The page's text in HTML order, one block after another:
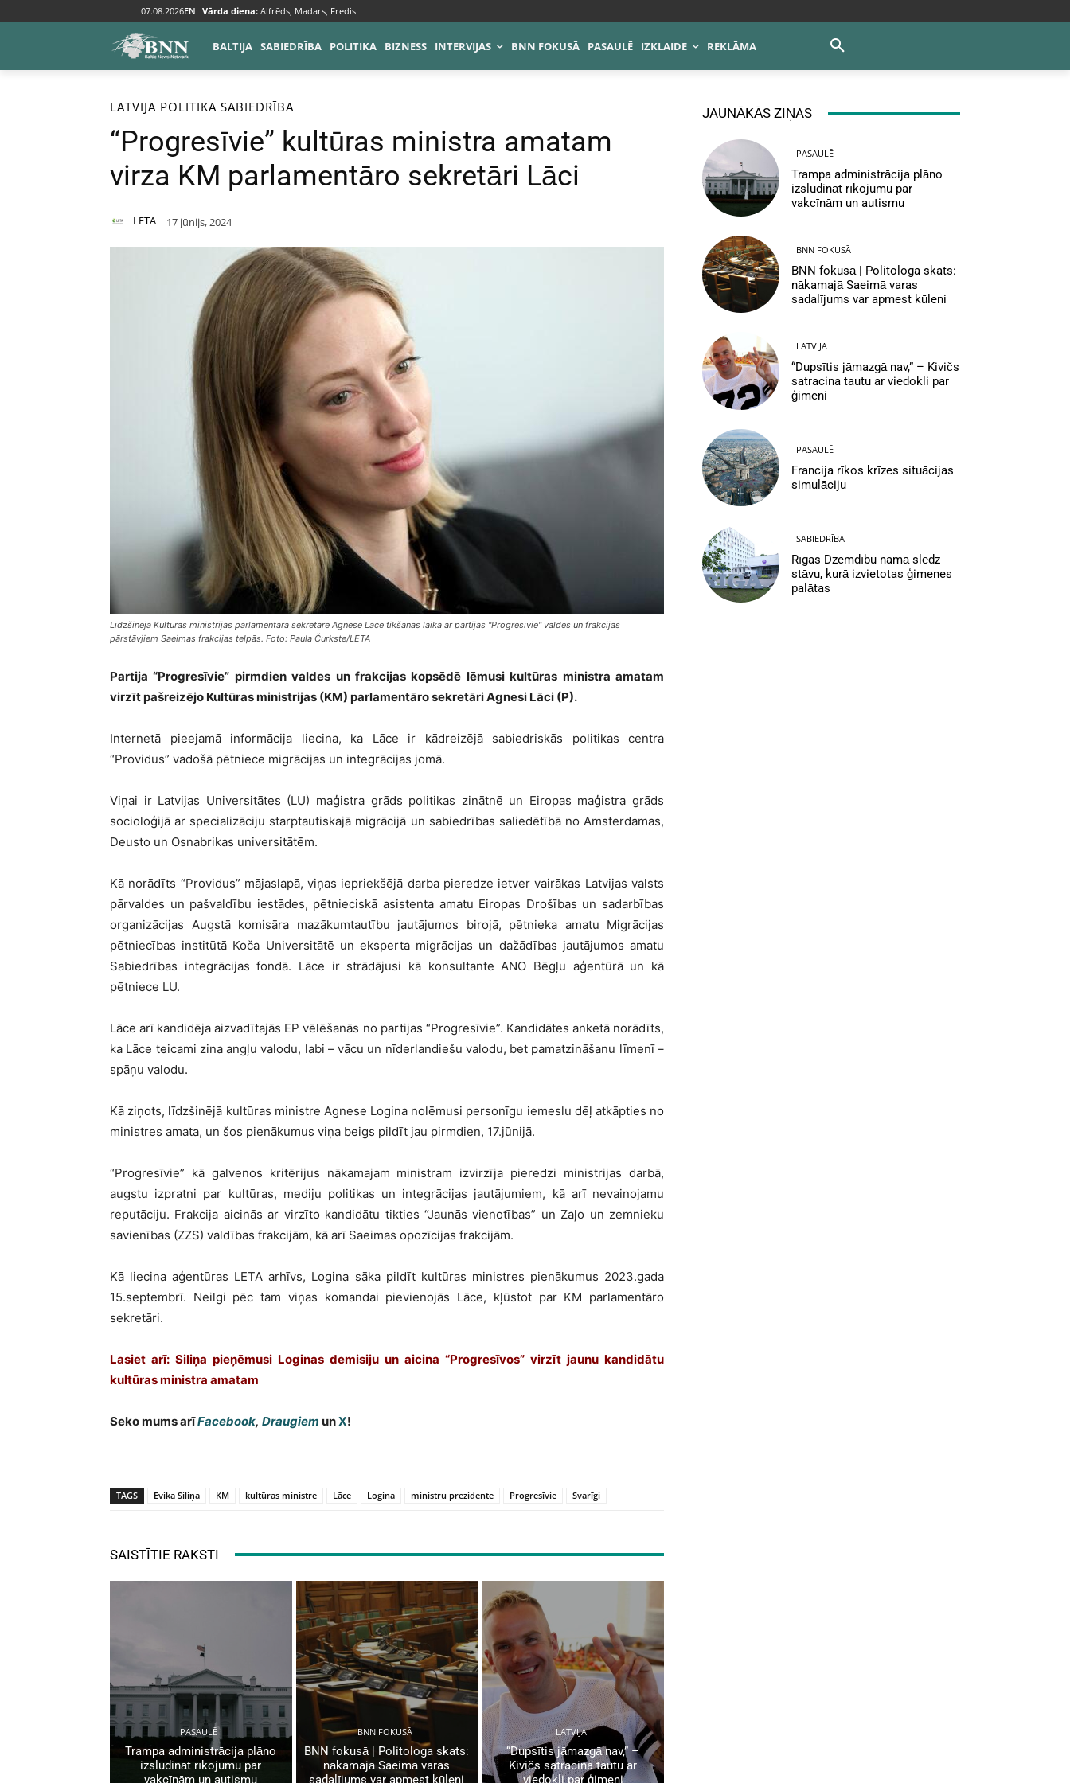
07.08.2026EN Vārda diena: Alfrēds, Madars, Fredis
BALTIJA SABIEDRĪBA POLITIKA BIZNESS INTERVIJAS BNN FOKUSĀ PASAULĒ IZKLAIDE REKLĀMA
Sākums Baltija Latvija
LATVIJA POLITIKA SABIEDRĪBA
“Progresīvie” kultūras ministra amatam
virza KM parlamentāro sekretāri Lāci
LETA 17 jūnijs, 2024
Līdzšinējā Kultūras ministrijas parlamentārā sekretāre Agnese Lāce tikšanās laikā ar partijas "Progresīvie" valdes un frakcijas
pārstāvjiem Saeimas frakcijas telpās. Foto: Paula Čurkste/LETA
Partija “Progresīvie” pirmdien valdes un frakcijas kopsēdē lēmusi kultūras ministra amatam
virzīt pašreizējo Kultūras ministrijas (KM) parlamentāro sekretāri Agnesi Lāci (P).
Internetā pieejamā informācija liecina, ka Lāce ir kādreizējā sabiedriskās politikas centra
“Providus” vadošā pētniece migrācijas un integrācijas jomā.
Viņai ir Latvijas Universitātes (LU) maģistra grāds politikas zinātnē un Eiropas maģistra grāds
socioloģijā ar specializāciju starptautiskajā migrācijā un sabiedrības saliedētībā no Amsterdamas,
Deusto un Osnabrikas universitātēm.
Kā norādīts “Providus” mājaslapā, viņas iepriekšējā darba pieredze ietver vairākas Latvijas valsts
pārvaldes un pašvaldību iestādes, pētnieciskā asistenta amatu Eiropas Drošības un sadarbības
organizācijas Augstā komisāra mazākumtautību jautājumos birojā, pētnieka amatu Migrācijas
pētniecības institūtā Koča Universitātē un eksperta migrācijas un dažādības jautājumos amatu
Sabiedrības integrācijas fondā. Lāce ir strādājusi kā konsultante ANO Bēgļu aģentūrā un kā
pētniece LU.
Lāce arī kandidēja aizvadītajās EP vēlēšanās no partijas “Progresīvie”. Kandidātes anketā norādīts,
ka Lāce teicami zina angļu valodu, labi – vācu un nīderlandiešu valodu, bet pamatzināšanu līmenī –
spāņu valodu.
Kā ziņots, līdzšinējā kultūras ministre Agnese Logina nolēmusi personīgu iemeslu dēļ atkāpties no
ministres amata, un šos pienākumus viņa beigs pildīt jau pirmdien, 17.jūnijā.
“Progresīvie” kā galvenos kritērijus nākamajam ministram izvirzīja pieredzi ministrijas darbā,
augstu izpratni par kultūras, mediju politikas un integrācijas jautājumiem, kā arī nevainojamu
reputāciju. Frakcija aicinās ar virzīto kandidātu tikties “Jaunās vienotības” un Zaļo un zemnieku
savienības (ZZS) valdības frakcijām, kā arī Saeimas opozīcijas frakcijām.
Kā liecina aģentūras LETA arhīvs, Logina sāka pildīt kultūras ministres pienākumus 2023.gada
15.septembrī. Neilgi pēc tam viņas komandai pievienojās Lāce, kļūstot par KM parlamentāro
sekretāri.
Lasiet arī: Siliņa pieņēmusi Loginas demisiju un aicina “Progresīvos” virzīt jaunu kandidātu
kultūras ministra amatam
Seko mums arīFacebook, Draugiem unX!
TAGS Evika Siliņa KM kultūras ministre Lāce Logina ministru prezidente Progresīvie Svarīgi
SAISTĪTIE RAKSTI
PASAULĒ
Trampa administrācija plāno
izsludināt rīkojumu par
vakcīnām un autismu
BNN FOKUSĀ
BNN fokusā | Politologa skats:
nākamajā Saeimā varas
sadalījums var apmest kūleni
LATVIJA
“Dupsītis jāmazgā nav,” –
Kivičs satracina tautu ar
viedokli par ģimeni
JAUNĀKĀS ZIŅAS
PASAULĒ
Trampa administrācija plāno
izsludināt rīkojumu par
vakcīnām un autismu
BNN FOKUSĀ
BNN fokusā | Politologa skats:
nākamajā Saeimā varas
sadalījums var apmest kūleni
LATVIJA
“Dupsītis jāmazgā nav,” – Kivičs
satracina tautu ar viedokli par
ģimeni
PASAULĒ
Francija rīkos krīzes situācijas
simulāciju
SABIEDRĪBA
Rīgas Dzemdību namā slēdz
stāvu, kurā izvietotas ģimenes
palātas